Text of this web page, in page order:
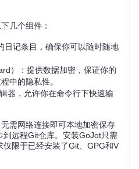
几个组件：
日记条目，确保你可以随时随地
）：提供数据加密，保证你的
中的隐私性。
器，允许你在命令行下快速输
需网络连接即可本地加密保存
到远程Git仓库。安装GoJot只需
限于已经安装了Git、GPG和V